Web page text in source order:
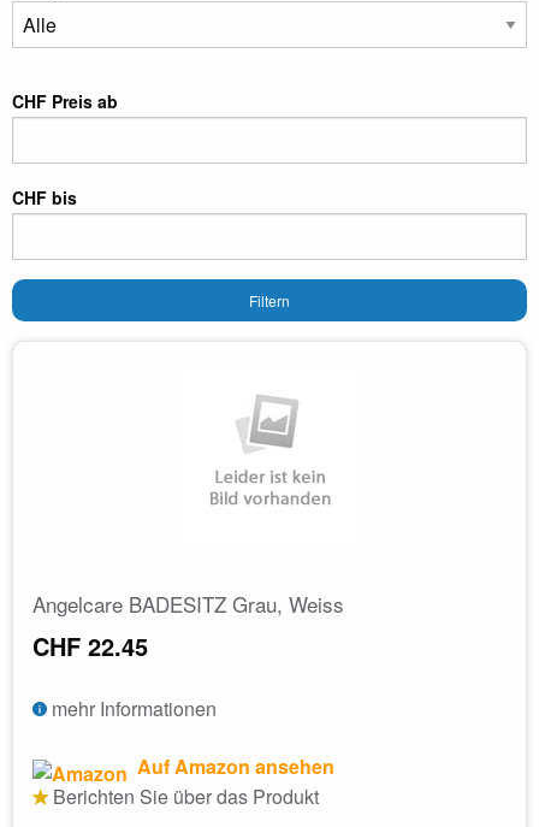
CHF Preis ab
CHF bis
Filtern
Angelcare BADESITZ Grau, Weiss
CHF 22.45
mehr Informationen
Auf Amazon ansehen
Berichten Sie über das Produkt